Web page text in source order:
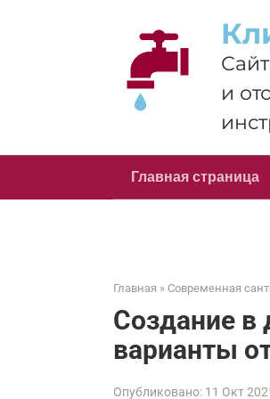
и
Главная страница
Главная » Современная
Создание в
варианты
Опубликовано: 11 Окт